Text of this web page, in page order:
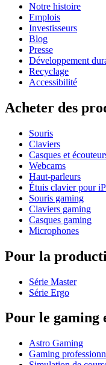
Notre histoire
Emplois
Investisseurs
Blog
Presse
Développement
Recyclage
Accessibilité
Acheter des
Souris
Claviers
Casques et
Webcams
Haut-parleurs
Étuis clavier pour
Souris gaming
Claviers gaming
Casques gaming
Microphones
Pour la
Série Master
Série Ergo
Pour le gaming
Astro Gaming
Gaming